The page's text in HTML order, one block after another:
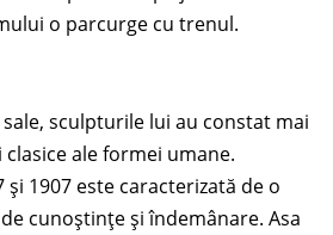
o parcurge cu trenul.
sculpturile lui au constat mai
ale formei umane.
1907 este caracterizată de o
cunoștințe și îndemânare. Asa